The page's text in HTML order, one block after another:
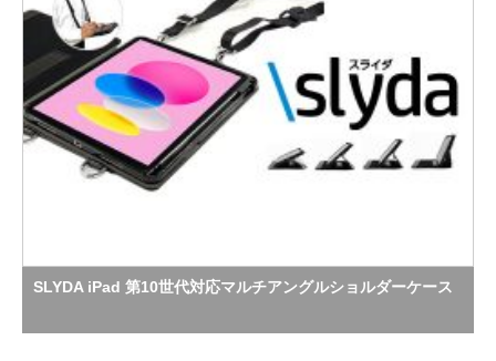
SLYDA iPad 第10世代対応マルチアングルショルダーケース